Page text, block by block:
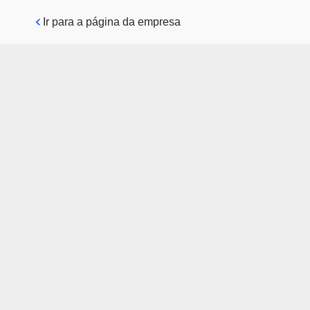
Pular para o conteúdo principal
Ir para a página da empresa